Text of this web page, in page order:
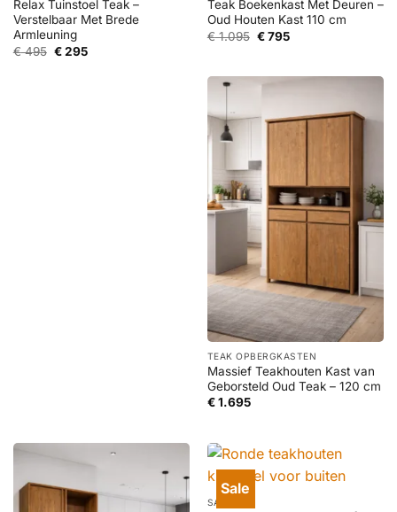
Relax Tuinstoel Teak –
Verstelbaar Met Brede
Armleuning
€495 Oorspronkelijke
€295Huidige
Teak Boekenkast Met Deuren –
Oud Houten Kast 110 cm
€1.095 Oorspronkelijke
€795Huidige
TEAK OPBERGKASTEN
Massief Teakhouten Kast van
Geborsteld Oud Teak – 120 cm
€1.695
Sale
SALE